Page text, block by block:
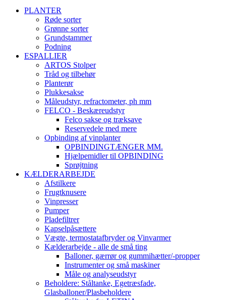
PLANTER
Røde sorter
Grønne sorter
Grundstammer
Podning
ESPALLIER
ARTOS Stolper
Tråd og tilbehør
Planterør
Plukkesakse
Måleudstyr, refractometer, ph mm
FELCO - Beskæreudstyr
Felco sakse og træksave
Reservedele med mere
Opbinding af vinplanter
OPBINDINGTÆNGER MM.
Hjælpemidler til OPBINDING
Sprøjtning
KÆLDERARBEJDE
Afstilkere
Frugtknusere
Vinpresser
Pumper
Pladefiltrer
Kapselpåsættere
Vægte, termostatafbryder og Vinvarmer
Kælderarbejde - alle de små ting
Balloner, gærrør og gummihætter/-propper
Instrumenter og små maskiner
Måle og analyseudstyr
Beholdere: Ståltanke, Egetræsfade,
Glasballoner/Plasbeholdere